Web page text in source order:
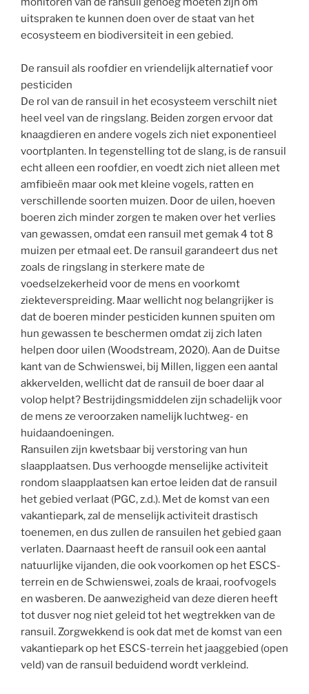
uitspraken te kunnen doen over de staat van het
ecosysteem en biodiversiteit in een gebied.
De ransuil als roofdier en vriendelijk alternatief voor
pesticiden
De rol van de ransuil in het ecosysteem verschilt niet
heel veel van de ringslang. Beiden zorgen ervoor dat
knaagdieren en andere vogels zich niet exponentieel
voortplanten. In tegenstelling tot de slang, is de ransuil
echt alleen een roofdier, en voedt zich niet alleen met
amfibieën maar ook met kleine vogels, ratten en
verschillende soorten muizen. Door de uilen, hoeven
boeren zich minder zorgen te maken over het verlies
van gewassen, omdat een ransuil met gemak 4 tot 8
muizen per etmaal eet. De ransuil garandeert dus net
zoals de ringslang in sterkere mate de
voedselzekerheid voor de mens en voorkomt
ziekteverspreiding. Maar wellicht nog belangrijker is
dat de boeren minder pesticiden kunnen spuiten om
hun gewassen te beschermen omdat zij zich laten
helpen door uilen (Woodstream, 2020). Aan de Duitse
kant van de Schwienswei, bij Millen, liggen een aantal
akkervelden, wellicht dat de ransuil de boer daar al
volop helpt? Bestrijdingsmiddelen zijn schadelijk voor
de mens ze veroorzaken namelijk luchtweg- en
huidaandoeningen.
Ransuilen zijn kwetsbaar bij verstoring van hun
slaapplaatsen. Dus verhoogde menselijke activiteit
rondom slaapplaatsen kan ertoe leiden dat de ransuil
het gebied verlaat (PGC, z.d.). Met de komst van een
vakantiepark, zal de menselijk activiteit drastisch
toenemen, en dus zullen de ransuilen het gebied gaan
verlaten. Daarnaast heeft de ransuil ook een aantal
natuurlijke vijanden, die ook voorkomen op het ESCS-
terrein en de Schwienswei, zoals de kraai, roofvogels
en wasberen. De aanwezigheid van deze dieren heeft
tot dusver nog niet geleid tot het wegtrekken van de
ransuil. Zorgwekkend is ook dat met de komst van een
vakantiepark op het ESCS-terrein het jaaggebied (open
veld) van de ransuil beduidend wordt verkleind.